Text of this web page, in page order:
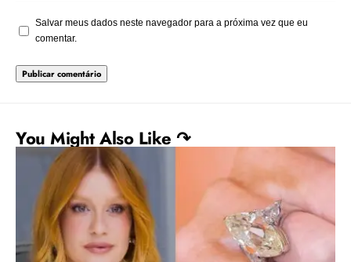
Salvar meus dados neste navegador para a próxima vez que eu
comentar.
You Might Also Like ↷